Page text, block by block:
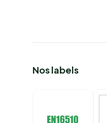
Nos labels